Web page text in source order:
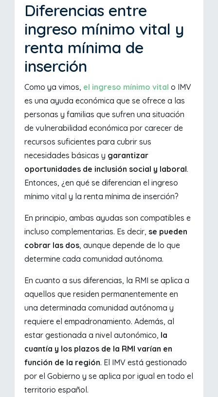
Diferencias entre
ingreso mínimo vital y
renta mínima de
inserción
Como ya vimos, el ingreso mínimo vital o IMV
es una ayuda económica que se ofrece a las
personas y familias que sufren una situación
de vulnerabilidad económica por carecer de
recursos suficientes para cubrir sus
necesidades básicas y garantizar
oportunidades de inclusión social y laboral.
Entonces, ¿en qué se diferencian el ingreso
mínimo vital y la renta mínima de inserción?
En principio, ambas ayudas son compatibles e
incluso complementarias. Es decir, se pueden
cobrar las dos, aunque depende de lo que
determine cada comunidad autónoma.
En cuanto a sus diferencias, la RMI se aplica a
aquellos que residen permanentemente en
una determinada comunidad autónoma y
requiere el empadronamiento. Además, al
estar gestionada a nivel autonómico, la
cuantía y los plazos de la RMI varían en
función de la región. El IMV está gestionado
por el Gobierno y se aplica por igual en todo el
territorio español.